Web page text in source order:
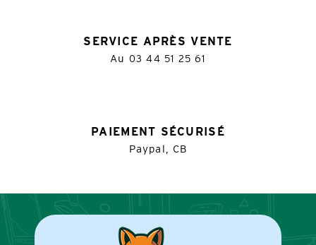
SERVICE APRÈS VENTE
Au 03 44 51 25 61
PAIEMENT SÉCURISÉ
Paypal, CB